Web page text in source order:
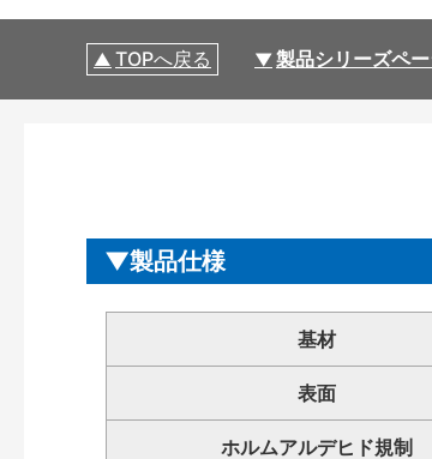
TOPへ戻る 製品シリーズペ
製品仕様
基材
表面
ホルムアルデヒド規制